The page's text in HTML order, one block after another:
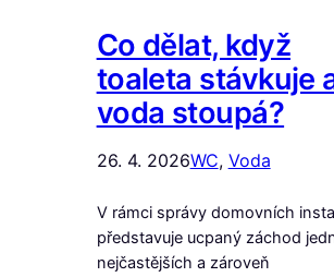
Co dělat, když
toaleta stávkuje
voda stoupá?
26. 4. 2026WC, Voda
V rámci správy domovních
představuje ucpaný záchod
nejčastějších a zároveň